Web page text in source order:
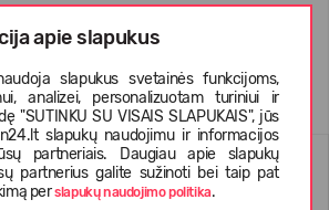
apie slapukus
slapukus svetainės funkcijoms,
analizei, personalizuotam turiniui ir
"SUTINKU SU VISAIS SLAPUKAIS", jūs
slapukų naudojimu ir informacijos
partneriais. Daugiau apie slapukų
partnerius galite sužinoti bei taip pat
perslapukų naudojimo politika.
prekės